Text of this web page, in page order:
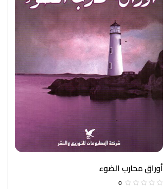
أوراق محارب الضوء
0